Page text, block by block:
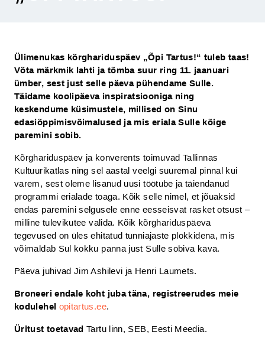
Ülimenukas kõrghariduspäev „Õpi Tartus!“ tuleb taas!
Võta märkmik lahti ja tõmba suur ring 11. jaanuari
ümber, sest just selle päeva pühendame Sulle.
Täidame koolipäeva inspiratsiooniga ning
keskendume küsimustele, millised on Sinu
edasiõppimisvõimalused ja mis eriala Sulle kõige
paremini sobib.
Kõrghariduspäev ja konverents toimuvad Tallinnas
Kultuurikatlas ning sel aastal veelgi suuremal pinnal kui
varem, sest oleme lisanud uusi töötube ja täiendanud
programmi erialade toaga. Kõik selle nimel, et jõuaksid
endas paremini selgusele enne eesseisvat rasket otsust –
milline tulevikutee valida. Kõik kõrghariduspäeva
tegevused on üles ehitatud tunniajaste plokkidena, mis
võimaldab Sul kokku panna just Sulle sobiva kava.
Päeva juhivad Jim Ashilevi ja Henri Laumets.
Broneeri endale koht juba täna, registreerudes meie
kodulehel opitartus.ee.
Üritust toetavad Tartu linn, SEB, Eesti Meedia.